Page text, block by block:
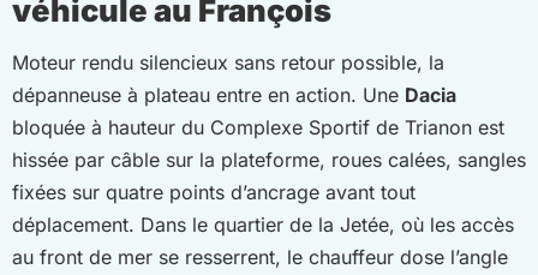
véhicule au François
Moteur rendu silencieux sans retour possible, la
dépanneuse à plateau entre en action. Une Dacia
bloquée à hauteur du Complexe Sportif de Trianon est
hissée par câble sur la plateforme, roues calées, sangles
fixées sur quatre points d’ancrage avant tout
déplacement. Dans le quartier de la Jetée, où les accès
au front de mer se resserrent, le chauffeur dose l’angle